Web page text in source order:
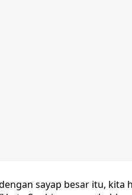
sayap besar itu,